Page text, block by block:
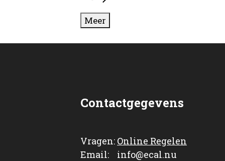
Meer
Contactgegevens
Vragen: Online Regelen
Email: info@ecal.nu